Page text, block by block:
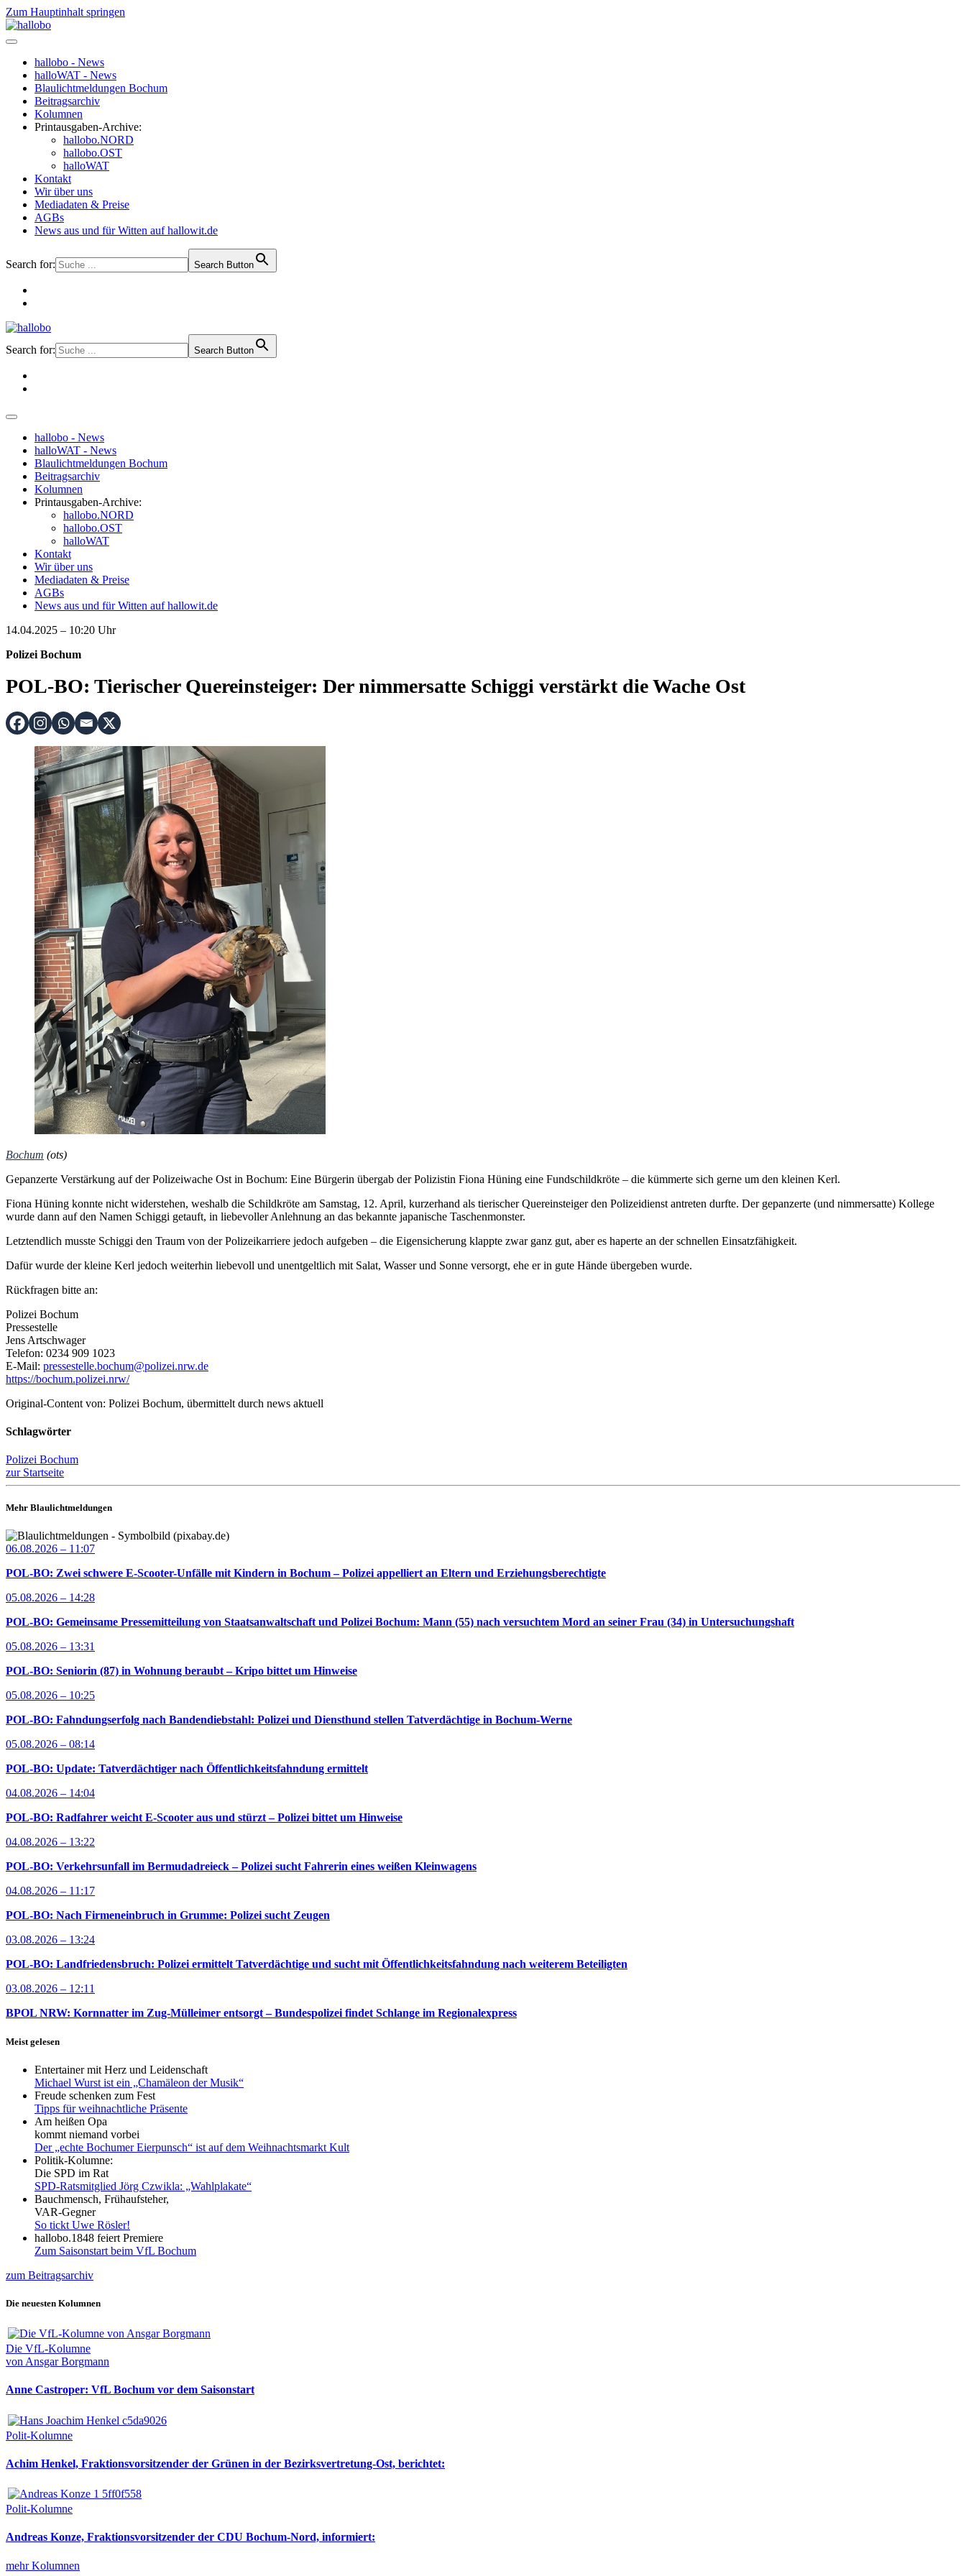
Zum Hauptinhalt springen
hallobo - News
halloWAT - News
Blaulichtmeldungen Bochum
Beitragsarchiv
Kolumnen
Printausgaben-Archive:
hallobo.NORD
hallobo.OST
halloWAT
Kontakt
Wir über uns
Mediadaten & Preise
AGBs
News aus und für Witten auf hallowit.de
Search for: Search Button
Search for: Search Button
hallobo - News
halloWAT - News
Blaulichtmeldungen Bochum
Beitragsarchiv
Kolumnen
Printausgaben-Archive:
hallobo.NORD
hallobo.OST
halloWAT
Kontakt
Wir über uns
Mediadaten & Preise
AGBs
News aus und für Witten auf hallowit.de
14.04.2025 – 10:20 Uhr
Polizei Bochum
POL-BO: Tierischer Quereinsteiger: Der nimmersatte Schiggi verstärkt die Wache Ost
Bochum (ots)
Gepanzerte Verstärkung auf der Polizeiwache Ost in Bochum: Eine Bürgerin übergab der Polizistin Fiona Hüning eine Fundschildkröte – die kümmerte sich gerne um den kleinen Kerl.
Fiona Hüning konnte nicht widerstehen, weshalb die Schildkröte am Samstag, 12. April, kurzerhand als tierischer Quereinsteiger den Polizeidienst antreten durfte. Der gepanzerte (und nimmersatte) Kollege
wurde dann auf den Namen Schiggi getauft, in liebevoller Anlehnung an das bekannte japanische Taschenmonster.
Letztendlich musste Schiggi den Traum von der Polizeikarriere jedoch aufgeben – die Eigensicherung klappte zwar ganz gut, aber es haperte an der schnellen Einsatzfähigkeit.
Dafür wurde der kleine Kerl jedoch weiterhin liebevoll und unentgeltlich mit Salat, Wasser und Sonne versorgt, ehe er in gute Hände übergeben wurde.
Rückfragen bitte an:
Polizei Bochum
Pressestelle
Jens Artschwager
Telefon: 0234 909 1023
E-Mail: pressestelle.bochum@polizei.nrw.de
https://bochum.polizei.nrw/
Original-Content von: Polizei Bochum, übermittelt durch news aktuell
Schlagwörter
Polizei Bochum
zur Startseite
Mehr Blaulichtmeldungen
06.08.2026 – 11:07
POL-BO: Zwei schwere E-Scooter-Unfälle mit Kindern in Bochum – Polizei appelliert an Eltern und Erziehungsberechtigte
05.08.2026 – 14:28
POL-BO: Gemeinsame Pressemitteilung von Staatsanwaltschaft und Polizei Bochum: Mann (55) nach versuchtem Mord an seiner Frau (34) in Untersuchungshaft
05.08.2026 – 13:31
POL-BO: Seniorin (87) in Wohnung beraubt – Kripo bittet um Hinweise
05.08.2026 – 10:25
POL-BO: Fahndungserfolg nach Bandendiebstahl: Polizei und Diensthund stellen Tatverdächtige in Bochum-Werne
05.08.2026 – 08:14
POL-BO: Update: Tatverdächtiger nach Öffentlichkeitsfahndung ermittelt
04.08.2026 – 14:04
POL-BO: Radfahrer weicht E-Scooter aus und stürzt – Polizei bittet um Hinweise
04.08.2026 – 13:22
POL-BO: Verkehrsunfall im Bermudadreieck – Polizei sucht Fahrerin eines weißen Kleinwagens
04.08.2026 – 11:17
POL-BO: Nach Firmeneinbruch in Grumme: Polizei sucht Zeugen
03.08.2026 – 13:24
POL-BO: Landfriedensbruch: Polizei ermittelt Tatverdächtige und sucht mit Öffentlichkeitsfahndung nach weiterem Beteiligten
03.08.2026 – 12:11
BPOL NRW: Kornnatter im Zug-Mülleimer entsorgt – Bundespolizei findet Schlange im Regionalexpress
Meist gelesen
Entertainer mit Herz und Leidenschaft
Michael Wurst ist ein „Chamäleon der Musik“
Freude schenken zum Fest
Tipps für weihnachtliche Präsente
Am heißen Opa
kommt niemand vorbei
Der „echte Bochumer Eierpunsch“ ist auf dem Weihnachtsmarkt Kult
Politik-Kolumne:
Die SPD im Rat
SPD-Ratsmitglied Jörg Czwikla: „Wahlplakate“
Bauchmensch, Frühaufsteher,
VAR-Gegner
So tickt Uwe Rösler!
hallobo.1848 feiert Premiere
Zum Saisonstart beim VfL Bochum
zum Beitragsarchiv
Die neuesten Kolumnen
Die VfL-Kolumne
von Ansgar Borgmann
Anne Castroper: VfL Bochum vor dem Saisonstart
Polit-Kolumne
Achim Henkel, Fraktionsvorsitzender der Grünen in der Bezirksvertretung-Ost, berichtet:
Polit-Kolumne
Andreas Konze, Fraktionsvorsitzender der CDU Bochum-Nord, informiert:
mehr Kolumnen